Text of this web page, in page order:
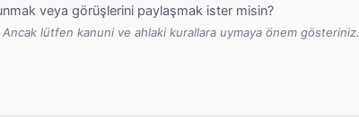
veya görüşlerini paylaşmak ister misin?
Ancak lütfen kanuni ve ahlaki kurallara uymaya önem gösteriniz.